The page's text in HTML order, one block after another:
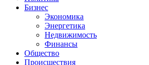
Бизнес
Экономика
Энергетика
Недвижимость
Финансы
Общество
Происшествия